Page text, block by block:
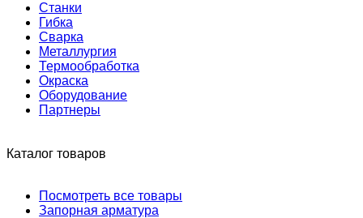
Станки
Гибка
Сварка
Металлургия
Термообработка
Окраска
Оборудование
Партнеры
Каталог товаров
Посмотреть все товары
Запорная арматура